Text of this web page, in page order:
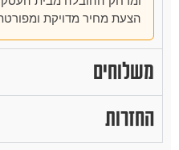
הצעת מחיר מדויקת
משלוחים
החזרות